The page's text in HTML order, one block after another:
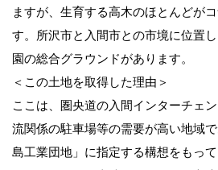
ますが、生育する高木のほとんどが
す。所沢市と入間市との市境に位置
園の総合グラウンドがあります。
＜この土地を取得した理由＞
ここは、圏央道の入間インターチェ
流関係の駐車場等の需要が高い地域
島工業団地」に指定する構想をもっ